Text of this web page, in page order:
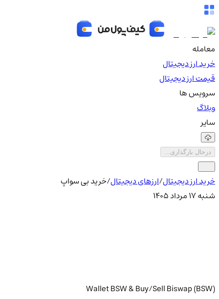
معامله
خرید ارز دیجیتال
قیمت ارز دیجیتال
سرویس ها
وبلاگ
سایر
درحال بارگذاری...
خرید ارز دیجیتال/ارزهای دیجیتال/خرید بی سواپ
شنبه ۱۷ مرداد ۱۴۰۵
Wallet BSW & Buy/Sell Biswap (BSW)